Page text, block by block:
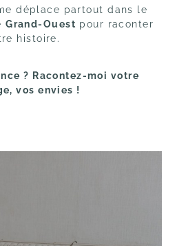
déplace partout dans le
Grand-Ouest pour raconter
histoire.
? Racontez-moi votre
vos envies !